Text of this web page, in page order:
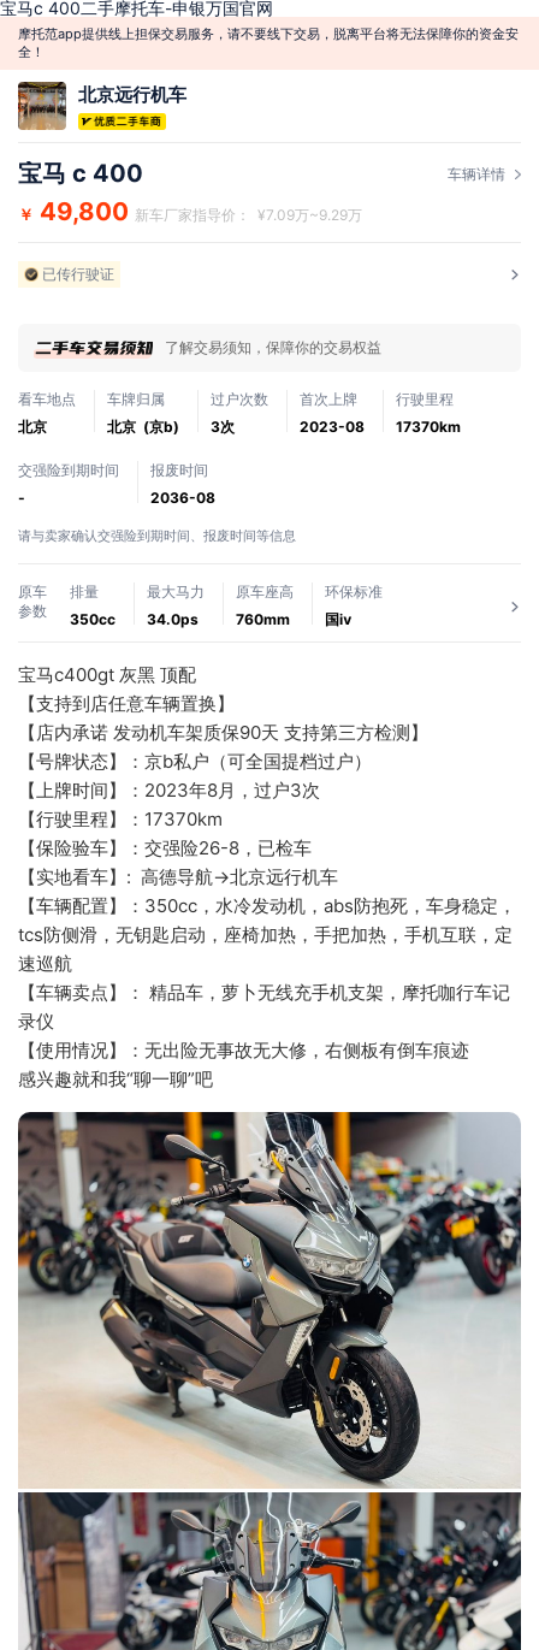
宝马c 400二手摩托车-申银万国官网
摩托范app提供线上担保交易服务，请不要线下交易，脱离平台将无法保障你的资金安
全！
北京远行机车
宝马 c 400 车辆详情
￥ 49,800 新车厂家指导价： ¥7.09万~9.29万
已传行驶证
了解交易须知，保障你的交易权益
看车地点
北京
车牌归属
北京 (京b)
过户次数
3次
首次上牌
2023-08
行驶里程
17370km
交强险到期时间
-
报废时间
2036-08
请与卖家确认交强险到期时间、报废时间等信息
原车
参数
排量
350cc
最大马力
34.0ps
原车座高
760mm
环保标准
国ⅳ
宝马c400gt 灰黑 顶配
【支持到店任意车辆置换】
【店内承诺 发动机车架质保90天 支持第三方检测】
【号牌状态】：京b私户（可全国提档过户）
【上牌时间】：2023年8月，过户3次
【行驶里程】：17370km
【保险验车】：交强险26-8，已检车
【实地看车】:  高德导航→北京远行机车
【车辆配置】：350cc，水冷发动机，abs防抱死，车身稳定，
tcs防侧滑，无钥匙启动，座椅加热，手把加热，手机互联，定
速巡航
【车辆卖点】： 精品车，萝卜无线充手机支架，摩托咖行车记
录仪
【使用情况】：无出险无事故无大修，右侧板有倒车痕迹
感兴趣就和我“聊一聊”吧